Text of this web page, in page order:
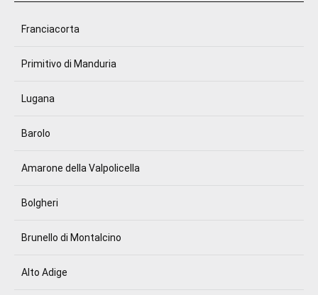
Franciacorta
Primitivo di Manduria
Lugana
Barolo
Amarone della Valpolicella
Bolgheri
Brunello di Montalcino
Alto Adige